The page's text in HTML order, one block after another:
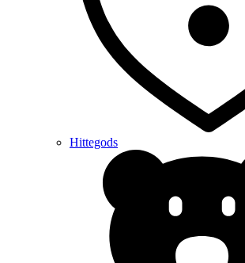
Hittegods